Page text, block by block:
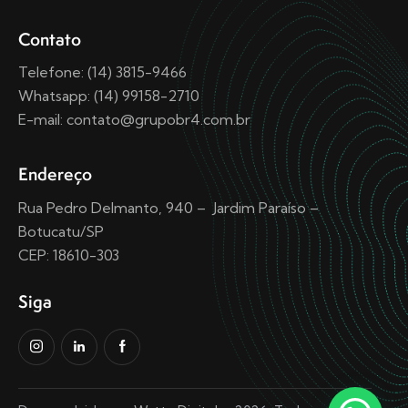
Contato
Telefone: (14) 3815-9466
Whatsapp: (14) 99158-2710
E-mail: contato@grupobr4.com.br
Endereço
Rua Pedro Delmanto, 940 – Jardim Paraíso –
Botucatu/SP
CEP: 18610-303
Siga